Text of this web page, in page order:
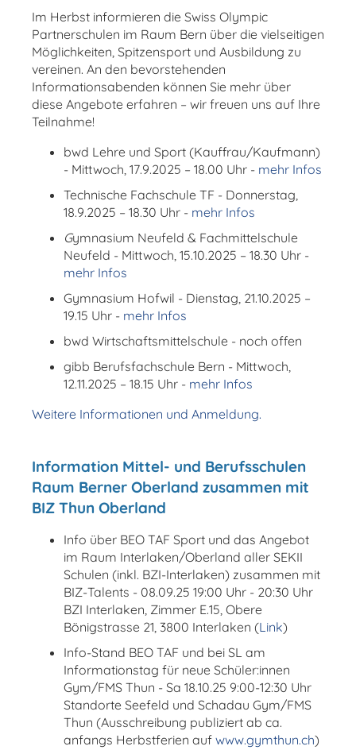
Im Herbst informieren die Swiss Olympic
Partnerschulen im Raum Bern über die vielseitigen
Möglichkeiten, Spitzensport und Ausbildung zu
vereinen. An den bevorstehenden
Informationsabenden können Sie mehr über
diese Angebote erfahren – wir freuen uns auf Ihre
Teilnahme!
bwd Lehre und Sport (Kauffrau/Kaufmann)
- Mittwoch, 17.9.2025 – 18.00 Uhr - mehr Infos
Technische Fachschule TF - Donnerstag,
18.9.2025 – 18.30 Uhr - mehr Infos
Gymnasium Neufeld & Fachmittelschule
Neufeld - Mittwoch, 15.10.2025 – 18.30 Uhr -
mehr Infos
Gymnasium Hofwil - Dienstag, 21.10.2025 –
19.15 Uhr - mehr Infos
bwd Wirtschaftsmittelschule - noch offen
gibb Berufsfachschule Bern - Mittwoch,
12.11.2025 – 18.15 Uhr - mehr Infos
Weitere Informationen und Anmeldung.
Information Mittel- und Berufsschulen
Raum Berner Oberland zusammen mit
BIZ Thun Oberland
Info über BEO TAF Sport und das Angebot
im Raum Interlaken/Oberland aller SEKII
Schulen (inkl. BZI-Interlaken) zusammen mit
BIZ-Talents - 08.09.25 19:00 Uhr - 20:30 Uhr
BZI Interlaken, Zimmer E.15, Obere
Bönigstrasse 21, 3800 Interlaken (Link)
Info-Stand BEO TAF und bei SL am
Informationstag für neue Schüler:innen
Gym/FMS Thun - Sa 18.10.25 9:00-12:30 Uhr
Standorte Seefeld und Schadau Gym/FMS
Thun (Ausschreibung publiziert ab ca.
anfangs Herbstferien auf www.gymthun.ch)